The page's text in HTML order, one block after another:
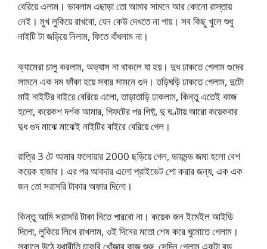
বেরিয়ে এলাম। ভাবলাম এছাড়া তো আমার সামনে আর কোনো রাস্তায়
নেই। মুখ লুকিয়ে রাখবো, যেন কেউ দেখতে না পায়। সব কিছু খুলে শুধু
নাইটি টা জড়িয়ে নিলাম, ফিতে বাঁধলাম না।
ক্যামেরা চালু করলাম, অভ্যাস না থাকলে যা হয়। দুধ ঢাকতে গেলাম গুদের
সামনে এক দম ফাঁকা হয়ে সবার সামনে গুদ। তড়িঘড়ি ঢাকতে গেলাম, দুটো
মাই নাইটির বাইরে বেরিয়ে এলো, তাড়াতাড়ি ঢাকলাম, কিন্তু এতেই কাজ
হলো, কয়েকশ দর্শক আমার, গিফটের পর গিফ্ট, দু ঘণ্টায় আরো কয়েকবার
দুধ গুদ মাঝে মাঝেই নাইটির বাইরে বেরিয়ে গেল।
রাত্রি 3 টে আমার ফলোয়ার 2000 ছড়িয়ে গেল, ডায়মন্ড জমা হলো বেশ
কয়েক হাজার। এর পর আবদার এলো প্রাইভেট শো করার জন্য, এক এক
জন তো সরাসরি টাকার অফার দিলো।
কিন্তু আমি সরাসরি টাকা নিতে পারবো না। কয়েক জন ইমেইল আইডি
দিলো, লুকিয়ে লিখে রাখলাম, ওই দিনের মতো শেষ করে ঘুমোতে গেলাম।
সকালে উঠে যথারীতি চাকরি খোঁজার কাজ শুরু, সেদিন গেলাম একটা বড়